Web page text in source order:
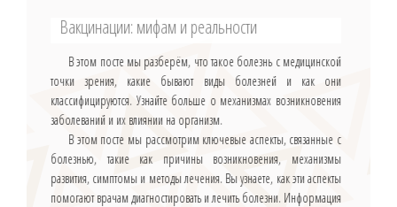
Вакцинации: мифам и реальности
В этом посте мы разберём, что такое болезнь с медицинской
точки зрения, какие бывают виды болезней и как они
классифицируются. Узнайте больше о механизмах возникновения
заболеваний и их влиянии на организм.
В этом посте мы рассмотрим ключевые аспекты, связанные с
болезнью, такие как причины возникновения, механизмы
развития, симптомы и методы лечения. Вы узнаете, как эти аспекты
помогают врачам диагностировать и лечить болезни. Информация